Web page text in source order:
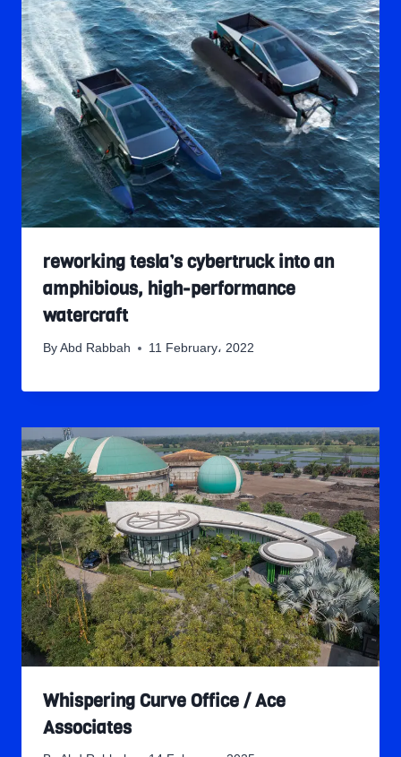
reworking tesla’s cybertruck into an
amphibious, high-performance
watercraft
By Abd Rabbah 11 February، 2022
Whispering Curve Office / Ace
Associates